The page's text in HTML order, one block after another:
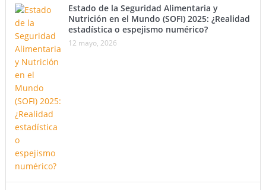
Estado de la Seguridad Alimentaria y
Nutrición en el Mundo (SOFI) 2025: ¿Realidad
estadística o espejismo numérico?
12 mayo, 2026